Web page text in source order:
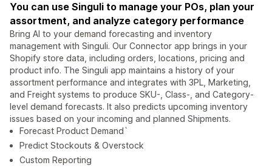
You can use Singuli to manage your POs, plan your
assortment, and analyze category performance
Bring AI to your demand forecasting and inventory
management with Singuli. Our Connector app brings in your
Shopify store data, including orders, locations, pricing and
product info. The Singuli app maintains a history of your
assortment performance and integrates with 3PL, Marketing,
and Freight systems to produce SKU-, Class-, and Category-
level demand forecasts. It also predicts upcoming inventory
issues based on your incoming and planned Shipments.
Forecast Product Demand`
Predict Stockouts & Overstock
Custom Reporting